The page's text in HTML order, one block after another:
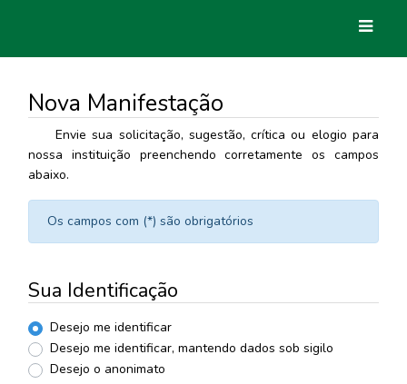
Nova Manifestação
Envie sua solicitação, sugestão, crítica ou elogio para
nossa instituição preenchendo corretamente os campos
abaixo.
Os campos com (*) são obrigatórios
Sua Identificação
Desejo me identificar
Desejo me identificar, mantendo dados sob sigilo
Desejo o anonimato